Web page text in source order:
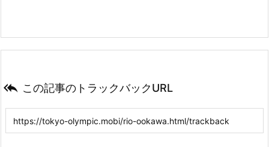
 この記事のトラックバックURL